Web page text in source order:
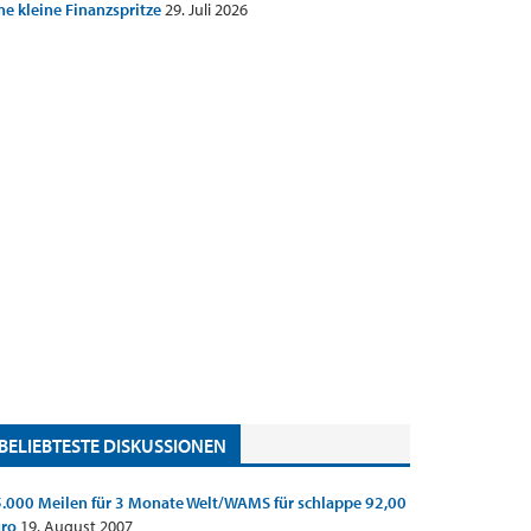
kleine Finanzspritze29. Juli 2026
BELIEBTESTE DISKUSSIONEN
Meilen für 3 Monate Welt/WAMS für schlappe 92,00
19. August 2007